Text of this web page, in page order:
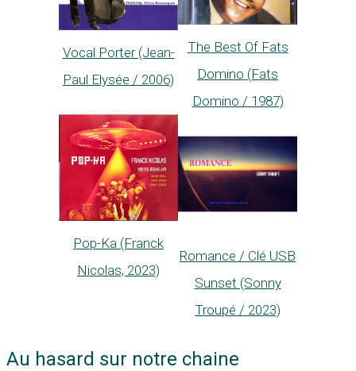
Vocal Porter (Jean-
Paul Elysée / 2006)
The Best Of Fats
Domino (Fats
Domino / 1987)
Pop-Ka (Franck
Nicolas, 2023)
Romance / Clé USB
Sunset (Sonny
Troupé / 2023)
Au hasard sur notre chaine